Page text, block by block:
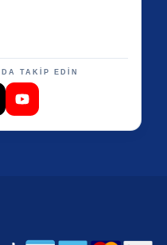
TAKİP EDİN